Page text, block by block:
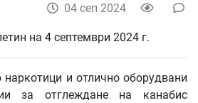
04 сеп 2024
наркотици и отлично оборудвани
за отглеждане на канабис